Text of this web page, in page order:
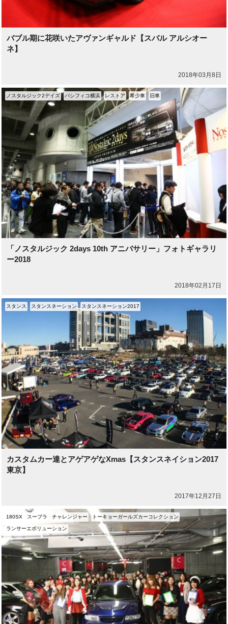
バブル期に花咲いたアヴァンギャルド【スバル アルシオー
ネ】
2018年03月8日
「ノスタルジック 2days 10th アニバサリー」フォトギャラリ
ー2018
2018年02月17日
ノスタルジック2デイズ パシフィコ横浜 レストア 希少車 旧車
カスタムカー達とアゲアゲなXmas【スタンスネイション2017
東京】
2017年12月27日
スタンス スタンスネーション スタンスネーション2017
180SX スープラ チャレンジャー トーキョーガールズカーコレクション
ランサーエボリューション